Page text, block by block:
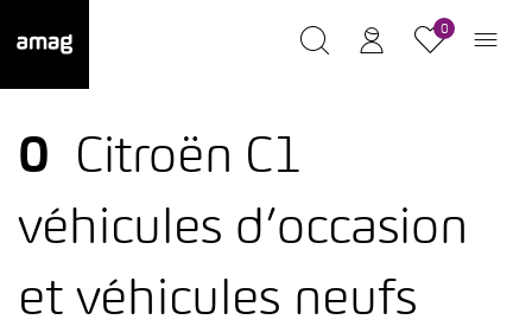
0
0
Citroën C1
véhicules d’occasion
et véhicules neufs